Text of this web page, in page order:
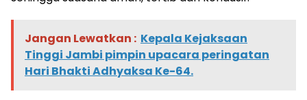
Jangan Lewatkan : Kepala Kejaksaan
Tinggi Jambi pimpin upacara peringatan
Hari Bhakti Adhyaksa Ke-64.